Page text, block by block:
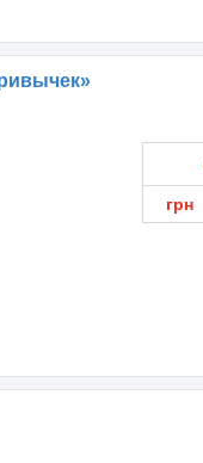
грн